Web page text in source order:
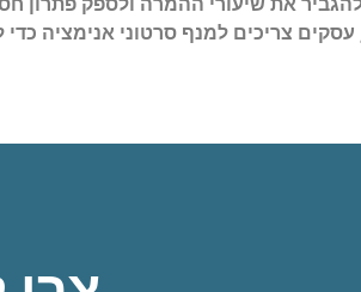
צריכים למנף סרטוני אנימציה